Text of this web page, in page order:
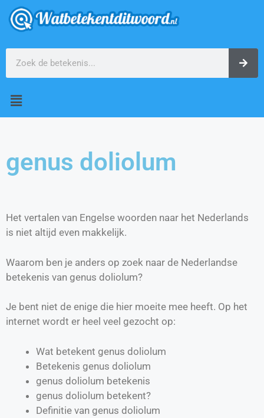
genus doliolum
Het vertalen van Engelse woorden naar het Nederlands
is niet altijd even makkelijk.
Waarom ben je anders op zoek naar de Nederlandse
betekenis van genus doliolum?
Je bent niet de enige die hier moeite mee heeft. Op het
internet wordt er heel veel gezocht op:
Wat betekent genus doliolum
Betekenis genus doliolum
genus doliolum betekenis
genus doliolum betekent?
Definitie van genus doliolum